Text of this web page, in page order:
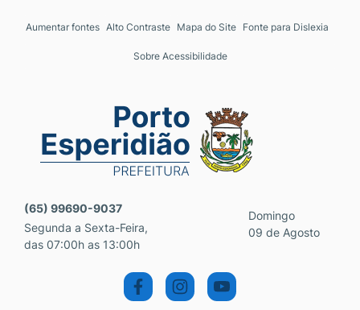
Seção de atalhos e links
Ir para a busca [alt+3]
Aumentar fontes Alto Contraste Mapa do Site Fonte para Dislexia
Sobre Acessibilidade
Seção do menu principal
(65) 99690-9037
Segunda a Sexta-Feira,
das 07:00h as 13:00h
Domingo
09 de Agosto